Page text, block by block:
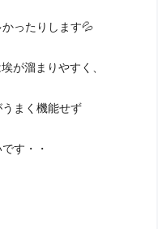
ったりします💦
が溜まりやすく、
まく機能せず
す・・